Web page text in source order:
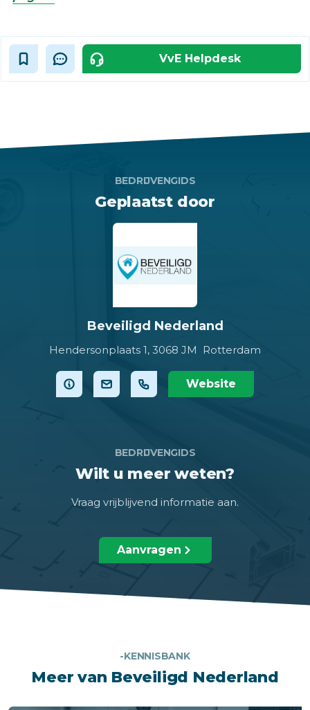
VvE Helpdesk
BEDRIJVENGIDS
Geplaatst door
Beveiligd Nederland
Hendersonplaats 1, 3068 JM Rotterdam
Website
BEDRIJVENGIDS
Wilt u meer weten?
Vraag vrijblijvend informatie aan.
Aanvragen
-KENNISBANK
Meer van Beveiligd Nederland